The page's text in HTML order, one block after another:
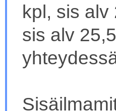
kpl, sis
sis alv